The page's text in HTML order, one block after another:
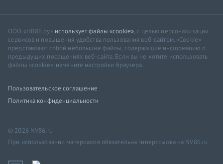
ООО «НВ86.ру» использует файлы «cookie», с целью персонализации
сервисов и повышения удобства пользования веб-сайтом. «Cookie»
представляют собой небольшие файлы, содержащие информацию о
предыдущих посещениях веб-сайта. Если вы не хотите использовать
файлы «cookie», измените настройки браузера.
Пользовательское соглашение
Политика конфиденциальности
© 2026 NV86.ru
При использовании материалов обязательна гиперссылка на NV86.ru